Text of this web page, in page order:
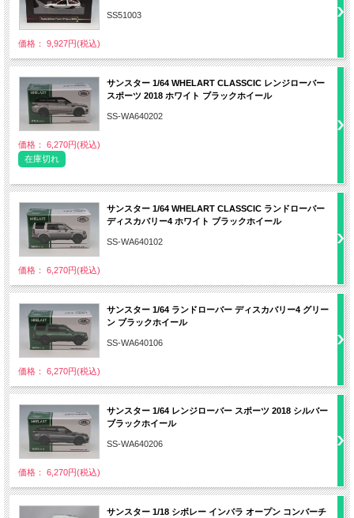
SS51003
価格： 9,927円(税込)
サンスター 1/64 WHELART CLASSCIC レンジローバー
スポーツ 2018 ホワイト ブラックホイール
SS-WA640202
価格： 6,270円(税込)
在庫切れ
サンスター 1/64 WHELART CLASSCIC ランドローバー
ディスカバリー4 ホワイト ブラックホイール
SS-WA640102
価格： 6,270円(税込)
サンスター 1/64 ランドローバー ディスカバリー4 グリー
ン ブラックホイール
SS-WA640106
価格： 6,270円(税込)
サンスター 1/64 レンジローバー スポーツ 2018 シルバー
ブラックホイール
SS-WA640206
価格： 6,270円(税込)
サンスター 1/18 シボレー インパラ オープン コンバーチ